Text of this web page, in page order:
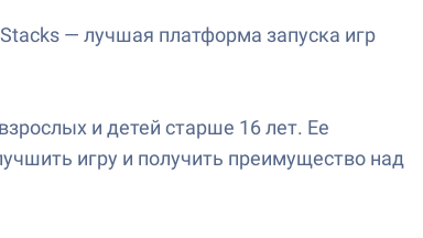
— лучшая платформа запуска игр
и детей старше 16 лет. Ее
игру и получить преимущество над